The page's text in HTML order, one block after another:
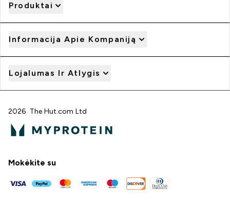
Produktai
Informacija Apie Kompaniją
Lojalumas Ir Atlygis
2026 The Hut.com Ltd
Mokėkite su